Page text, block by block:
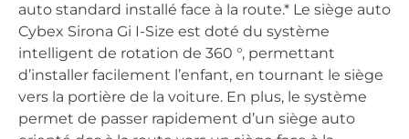
auto standard installé face à la route.* Le siège auto
Cybex Sirona Gi I-Size est doté du système
intelligent de rotation de 360 °, permettant
d’installer facilement l’enfant, en tournant le siège
vers la portière de la voiture. En plus, le système
permet de passer rapidement d’un siège auto